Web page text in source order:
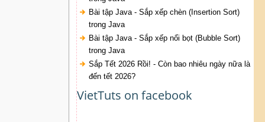
Bài tập Java - Sắp xếp chèn (Insertion Sort)
trong Java
Bài tập Java - Sắp xếp nổi bọt (Bubble Sort)
trong Java
Sắp Tết 2026 Rồi! - Còn bao nhiêu ngày nữa là
đến tết 2026?
VietTuts on facebook